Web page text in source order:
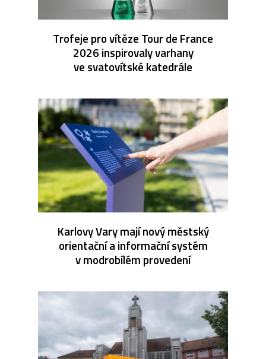
Trofeje pro vítěze Tour de France
2026 inspirovaly varhany
ve svatovítské katedrále
Karlovy Vary mají nový městský
orientační a informační systém
v modrobílém provedení